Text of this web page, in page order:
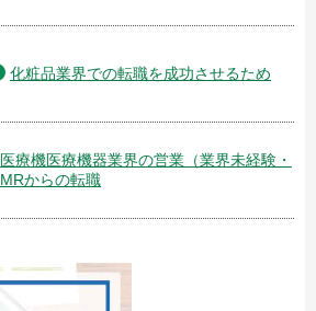
化粧品業界での転職を成功させるため
医療機医療機器業界の営業（業界未経験・
MRからの転職